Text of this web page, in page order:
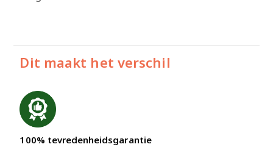
Dit maakt het verschil
100% tevredenheidsgarantie